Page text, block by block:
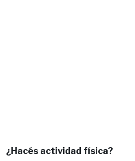
¿Hacés actividad física?